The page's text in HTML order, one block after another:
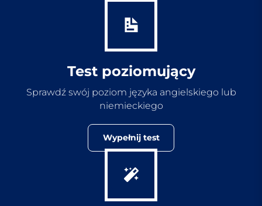
Test poziomujący
Sprawdź swój poziom języka angielskiego lub
niemieckiego
Wypełnij test